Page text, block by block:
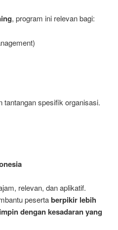
, program ini relevan bagi:
tantangan spesifik organisasi.
relevan, dan aplikatif.
pesertaberpikir lebih
dengan kesadaran yang